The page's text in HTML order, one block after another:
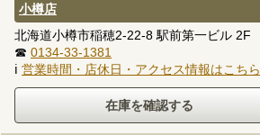
小樽店
北海道小樽市稲穂2-22-8 駅前第一ビル 2F
☎ 0134-33-1381
ℹ 営業時間・店休日・アクセス情報はこちら